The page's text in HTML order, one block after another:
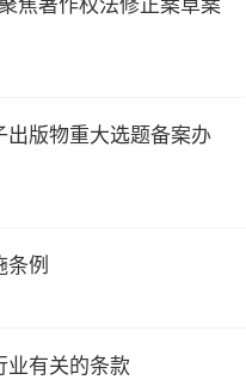
焦著作权法修正案草案
出版物重大选题备案办
条例
业有关的条款